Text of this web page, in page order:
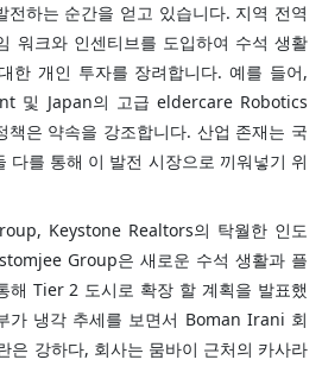
전하는 순간을 얻고 있습니다. 지역 전역
워크와 인센티브를 도입하여 수석 생활
한 개인 투자를 장려합니다. 예를 들어,
및 Japan의 고급 eldercare Robotics
책은 약속을 강조합니다. 산업 존재는 국
다를 통해 이 발전 시장으로 끼워넣기 위
Keystone Realtors의 탁월한 인도
Group은 새로운 수석 생활과 플
해 Tier 2 도시로 확장 할 계획을 발표했
가 냉각 추세를 보면서 Boman Irani 회
은 강하다, 회사는 뭄바이 근처의 카사라